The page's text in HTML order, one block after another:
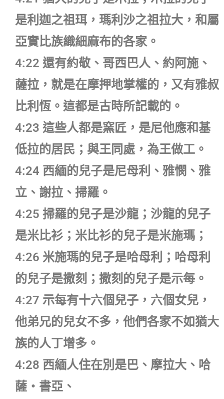
是利迦之祖珥，瑪利沙之祖拉大，和屬
亞實比族織細麻布的各家。
4:22 還有約敬、哥西巴人、約阿施、
薩拉，就是在摩押地掌權的，又有雅叔
比利恆。這都是古時所記載的。
4:23 這些人都是窯匠，是尼他應和基
低拉的居民；與王同處，為王做工。
4:24 西緬的兒子是尼母利、雅憫、雅
立、謝拉、掃羅。
4:25 掃羅的兒子是沙龍；沙龍的兒子
是米比衫；米比衫的兒子是米施瑪；
4:26 米施瑪的兒子是哈母利；哈母利
的兒子是撒刻；撒刻的兒子是示每。
4:27 示每有十六個兒子，六個女兒，
他弟兄的兒女不多，他們各家不如猶大
族的人丁增多。
4:28 西緬人住在別是巴、摩拉大、哈
薩‧書亞、